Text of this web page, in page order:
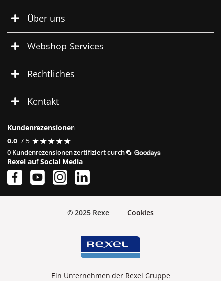
Über uns
Webshop-Services
Rechtliches
Kontakt
Kundenrezensionen
0.0 / 5 ★★★★★
★★★★★
0 Kundenrezensionen zertifiziert durch
Rexel auf Social Media
© 2025 Rexel Cookies
Ein Unternehmen der Rexel Gruppe